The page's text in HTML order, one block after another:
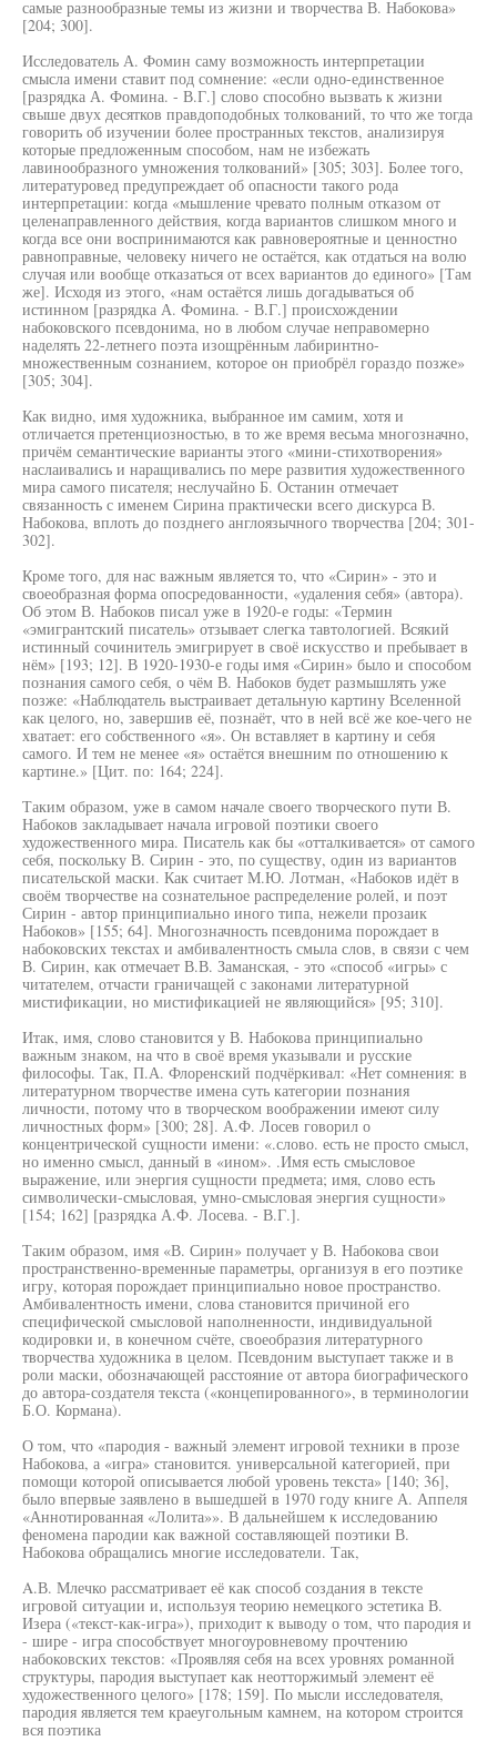
самые разнообразные темы из жизни и творчества В. Набокова»
[204; 300].
Исследователь А. Фомин саму возможность интерпретации
смысла имени ставит под сомнение: «если одно-единственное
[разрядка А. Фомина. - В.Г.] слово способно вызвать к жизни
свыше двух десятков правдоподобных толкований, то что же тогда
говорить об изучении более пространных текстов, анализируя
которые предложенным способом, нам не избежать
лавинообразного умножения толкований» [305; 303]. Более того,
литературовед предупреждает об опасности такого рода
интерпретации: когда «мышление чревато полным отказом от
целенаправленного действия, когда вариантов слишком много и
когда все они воспринимаются как равновероятные и ценностно
равноправные, человеку ничего не остаётся, как отдаться на волю
случая или вообще отказаться от всех вариантов до единого» [Там
же]. Исходя из этого, «нам остаётся лишь догадываться об
истинном [разрядка А. Фомина. - В.Г.] происхождении
набоковского псевдонима, но в любом случае неправомерно
наделять 22-летнего поэта изощрённым лабиринтно-
множественным сознанием, которое он приобрёл гораздо позже»
[305; 304].
Как видно, имя художника, выбранное им самим, хотя и
отличается претенциозностью, в то же время весьма многозначно,
причём семантические варианты этого «мини-стихотворения»
наслаивались и наращивались по мере развития художественного
мира самого писателя; неслучайно Б. Останин отмечает
связанность с именем Сирина практически всего дискурса В.
Набокова, вплоть до позднего англоязычного творчества [204; 301-
302].
Кроме того, для нас важным является то, что «Сирин» - это и
своеобразная форма опосредованности, «удаления себя» (автора).
Об этом В. Набоков писал уже в 1920-е годы: «Термин
«эмигрантский писатель» отзывает слегка тавтологией. Всякий
истинный сочинитель эмигрирует в своё искусство и пребывает в
нём» [193; 12]. В 1920-1930-е годы имя «Сирин» было и способом
познания самого себя, о чём В. Набоков будет размышлять уже
позже: «Наблюдатель выстраивает детальную картину Вселенной
как целого, но, завершив её, познаёт, что в ней всё же кое-чего не
хватает: его собственного «я». Он вставляет в картину и себя
самого. И тем не менее «я» остаётся внешним по отношению к
картине.» [Цит. по: 164; 224].
Таким образом, уже в самом начале своего творческого пути В.
Набоков закладывает начала игровой поэтики своего
художественного мира. Писатель как бы «отталкивается» от самого
себя, поскольку В. Сирин - это, по существу, один из вариантов
писательской маски. Как считает М.Ю. Лотман, «Набоков идёт в
своём творчестве на сознательное распределение ролей, и поэт
Сирин - автор принципиально иного типа, нежели прозаик
Набоков» [155; 64]. Многозначность псевдонима порождает в
набоковских текстах и амбивалентность смыла слов, в связи с чем
В. Сирин, как отмечает В.В. Заманская, - это «способ «игры» с
читателем, отчасти граничащей с законами литературной
мистификации, но мистификацией не являющийся» [95; 310].
Итак, имя, слово становится у В. Набокова принципиально
важным знаком, на что в своё время указывали и русские
философы. Так, П.А. Флоренский подчёркивал: «Нет сомнения: в
литературном творчестве имена суть категории познания
личности, потому что в творческом воображении имеют силу
личностных форм» [300; 28]. А.Ф. Лосев говорил о
концентрической сущности имени: «.слово. есть не просто смысл,
но именно смысл, данный в «ином». .Имя есть смысловое
выражение, или энергия сущности предмета; имя, слово есть
символически-смысловая, умно-смысловая энергия сущности»
[154; 162] [разрядка А.Ф. Лосева. - В.Г.].
Таким образом, имя «В. Сирин» получает у В. Набокова свои
пространственно-временные параметры, организуя в его поэтике
игру, которая порождает принципиально новое пространство.
Амбивалентность имени, слова становится причиной его
специфической смысловой наполненности, индивидуальной
кодировки и, в конечном счёте, своеобразия литературного
творчества художника в целом. Псевдоним выступает также и в
роли маски, обозначающей расстояние от автора биографического
до автора-создателя текста («концепированного», в терминологии
Б.О. Кормана).
О том, что «пародия - важный элемент игровой техники в прозе
Набокова, а «игра» становится. универсальной категорией, при
помощи которой описывается любой уровень текста» [140; 36],
было впервые заявлено в вышедшей в 1970 году книге А. Аппеля
«Аннотированная «Лолита»». В дальнейшем к исследованию
феномена пародии как важной составляющей поэтики В.
Набокова обращались многие исследователи. Так,
A.В. Млечко рассматривает её как способ создания в тексте
игровой ситуации и, используя теорию немецкого эстетика В.
Изера («текст-как-игра»), приходит к выводу о том, что пародия и
- шире - игра способствует многоуровневому прочтению
набоковских текстов: «Проявляя себя на всех уровнях романной
структуры, пародия выступает как неотторжимый элемент её
художественного целого» [178; 159]. По мысли исследователя,
пародия является тем краеугольным камнем, на котором строится
вся поэтика